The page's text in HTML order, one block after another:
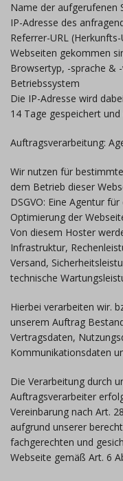
Name der aufgerufenen
IP-Adresse des
Referrer-URL
Webseiten gekommen
Browsertyp, -sprache &
Betriebssystem
Die IP-Adresse wird
14 Tage gespeichert
Auftragsverarbeitung:
Wir nutzen für
dem Betrieb dieser
DSGVO: Eine Agentur
Optimierung der
Von diesem Hoster
Infrastruktur,
Versand,
technische
Hierbei verarbeiten wir.
unserem Auftrag
Vertragsdaten,
Kommunikationsdaten
Die Verarbeitung durch
Auftragsverarbeiter
Vereinbarung nach Art.
aufgrund unserer
fachgerechten und
Webseite gemäß Art. 6